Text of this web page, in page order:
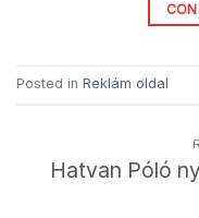
Posted in Reklám oldal
Hatvan Póló